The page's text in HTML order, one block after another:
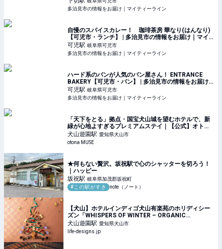
多治見市の情報をお届け｜マイティーライン
自慢のスパイスカレー！ 珈琲茶房 華なり(はんなり)
【可児市・ランチ】 | 多治見市の情報をお届け｜マイ
ティーライン
可児駅 岐阜県可児市
多治見市の情報をお届け｜マイティーライン
ハード系のパンが人気のパン屋さん！ ENTRANCE
BAKERY【可児市・パン】 | 多治見市の情報をお届け
｜マイティーライン
可児駅 岐阜県可児市
多治見市の情報をお届け｜マイティーライン
「天下をとる」拠点・国宝犬山城を望むホテルで、新
緑が心地よすぎるプレミアムステイ｜【公式】オトナ
ミューズ ウェブ（otona MUSE）
犬山遊園駅 愛知県犬山市
otona MUSE
★何もない贅沢。坂祝駅で心のシャッターを切ろう！
｜ハッピー
坂祝駅 岐阜県加茂郡坂祝町
#この駅がすき
note（ノート）
【犬山】ホテルインディゴ犬山有楽苑のホリディシー
ズン「WHISPERS OF WINTER – ORGANIC
CHRISTMAS」｜犬山市のパン・スイーツ＞その他
（スイーツ）｜Life Designs（ライフデザインズ）｜
東海の暮らしのウェブマガジン
犬山遊園駅 愛知県犬山市
life-designs.jp